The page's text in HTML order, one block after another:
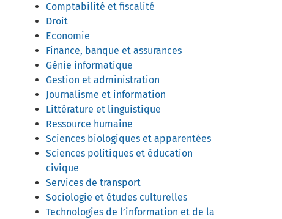
Comptabilité et fiscalité
Droit
Economie
Finance, banque et assurances
Génie informatique
Gestion et administration
Journalisme et information
Littérature et linguistique
Ressource humaine
Sciences biologiques et apparentées
Sciences politiques et éducation
civique
Services de transport
Sociologie et études culturelles
Technologies de l’information et de la